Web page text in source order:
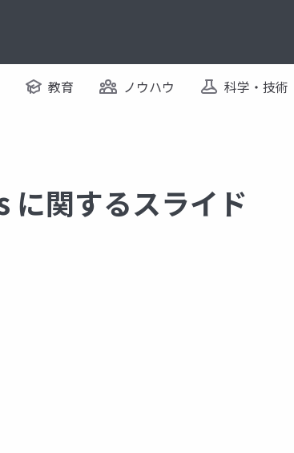
教育 ノウハウ 科学・技術
関するスライド